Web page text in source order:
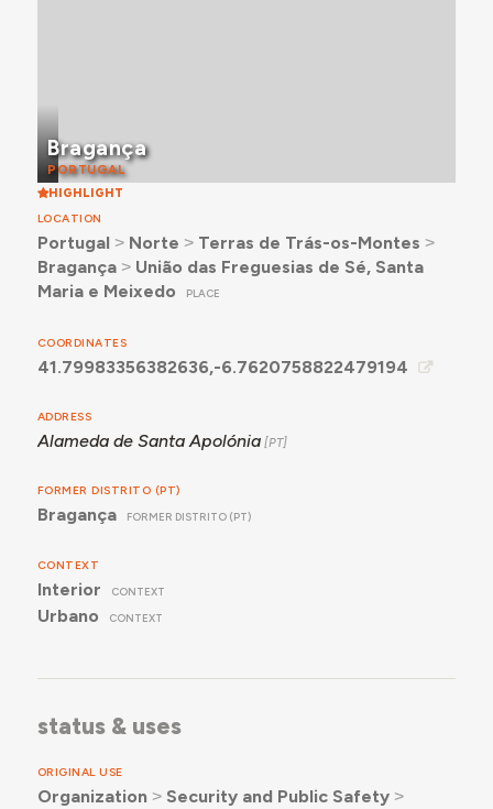
Bragança
PORTUGAL
HIGHLIGHT
LOCATION
Portugal ˃ Norte ˃ Terras de Trás-os-Montes ˃
Bragança˃ União das Freguesias de Sé, Santa
Maria e Meixedo
PLACE
COORDINATES
41.79983356382636,-6.7620758822479194
ADDRESS
Alameda de Santa Apolónia
FORMER DISTRITO (PT)
Bragança FORMER DISTRITO (PT)
CONTEXT
Interior CONTEXT
Urbano CONTEXT
status & uses
ORIGINAL USE
Organization ˃ Security and Public Safety˃